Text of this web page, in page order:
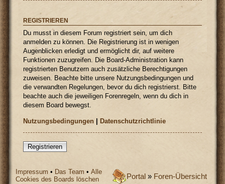
REGISTRIEREN
Du musst in diesem Forum registriert sein, um dich
anmelden zu können. Die Registrierung ist in wenigen
Augenblicken erledigt und ermöglicht dir, auf weitere
Funktionen zuzugreifen. Die Board-Administration kann
registrierten Benutzern auch zusätzliche Berechtigungen
zuweisen. Beachte bitte unsere Nutzungsbedingungen und
die verwandten Regelungen, bevor du dich registrierst. Bitte
beachte auch die jeweiligen Forenregeln, wenn du dich in
diesem Board bewegst.
Nutzungsbedingungen |Datenschutzrichtlinie
Registrieren
Portal » Foren-Übersicht
Impressum • Das Team •Alle
Cookies des Boards löschen